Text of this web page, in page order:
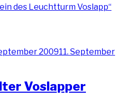
des Leuchtturm Voslapp“
200911. September
Voslapper